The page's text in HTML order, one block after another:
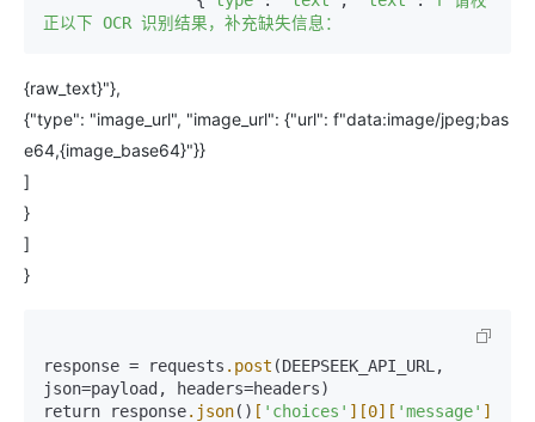
{raw_text}"},
{"type": "image_url", "image_url": {"url": f"data:image/jpeg;bas
e64,{image_base64}"}}
]
}
]
}
response = requests .post (DEEPSEEK_API_URL,
json=payload, headers=headers)
return response.json() [ 'choices' ] [0] [ 'message' ]